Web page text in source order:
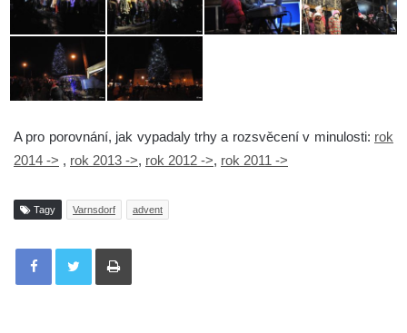
A pro porovnání, jak vypadaly trhy a rozsvěcení v minulosti: rok
2014 -> , rok 2013 ->, rok 2012 ->, rok 2011 ->
Tagy Varnsdorf advent
Tisknout